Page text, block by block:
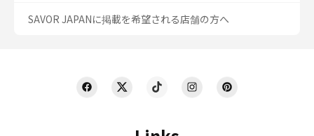
SAVOR JAPANに掲載を希望される店舗の方へ